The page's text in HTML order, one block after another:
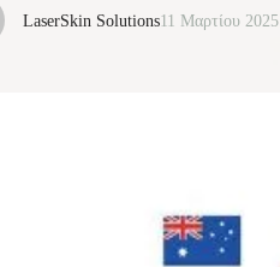
LaserSkin Solutions11 Μαρτίου 2025